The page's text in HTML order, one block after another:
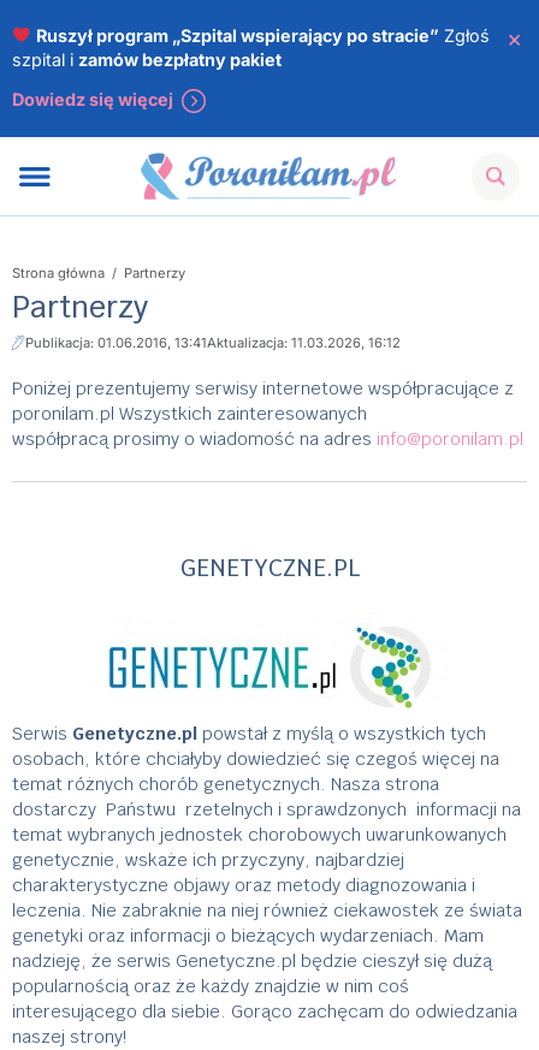
Ruszył program „Szpital wspierający po stracie” Zgłoś
szpital i zamów bezpłatny pakiet
Dowiedz się więcej
×
Strona główna / Partnerzy
Partnerzy
Publikacja: 01.06.2016, 13:41Aktualizacja: 11.03.2026, 16:12
Poniżej prezentujemy serwisy internetowe współpracujące z
poronilam.pl Wszystkich zainteresowanych
współpracą prosimy o wiadomość na adres info@poronilam.pl
GENETYCZNE.PL
Serwis Genetyczne.pl powstał z myślą o wszystkich tych
osobach, które chciałyby dowiedzieć się czegoś więcej na
temat różnych chorób genetycznych. Nasza strona
dostarczy Państwu rzetelnych i sprawdzonych informacji na
temat wybranych jednostek chorobowych uwarunkowanych
genetycznie, wskaże ich przyczyny, najbardziej
charakterystyczne objawy oraz metody diagnozowania i
leczenia. Nie zabraknie na niej również ciekawostek ze świata
genetyki oraz informacji o bieżących wydarzeniach. Mam
nadzieję, że serwis Genetyczne.pl będzie cieszył się dużą
popularnością oraz że każdy znajdzie w nim coś
interesującego dla siebie. Gorąco zachęcam do odwiedzania
naszej strony!